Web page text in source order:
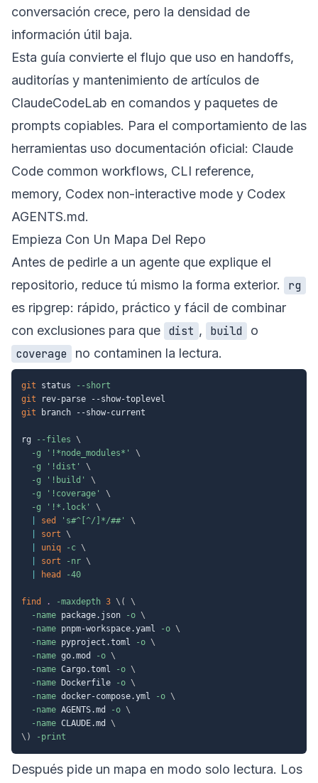
conversación crece, pero la densidad de
información útil baja.
Esta guía convierte el flujo que uso en handoffs,
auditorías y mantenimiento de artículos de
ClaudeCodeLab en comandos y paquetes de
prompts copiables. Para el comportamiento de las
herramientas uso documentación oficial: Claude
Code common workflows, CLI reference,
memory, Codex non-interactive mode y Codex
AGENTS.md.
Empieza Con Un Mapa Del Repo
Antes de pedirle a un agente que explique el
repositorio, reduce tú mismo la forma exterior.
rg
es ripgrep: rápido, práctico y fácil de combinar
con exclusiones para que dist , build
o
coverage
no contaminen la lectura.
git status
--short
git
git branch --show-current
rg --files \
-g
'!*node_modules*'
\
-g
'!dist'
\
-g
'!build'
\
-g
'!coverage'
\
-g
'!*.lock'
\
sed 's#^[^/]*/##'
\
sort \
uniq -c \
sort -nr \
head -40
find . -maxdepth 3 \ (
\
-name package.json -o \
-name pnpm-workspace.yaml -o \
-name pyproject.toml -o \
-name go.mod -o \
-name Cargo.toml -o \
-name Dockerfile -o \
-name docker-compose.yml -o \
-name AGENTS.md -o \
-name CLAUDE.md \
\ ) -print
Después pide un mapa en modo solo lectura. Los